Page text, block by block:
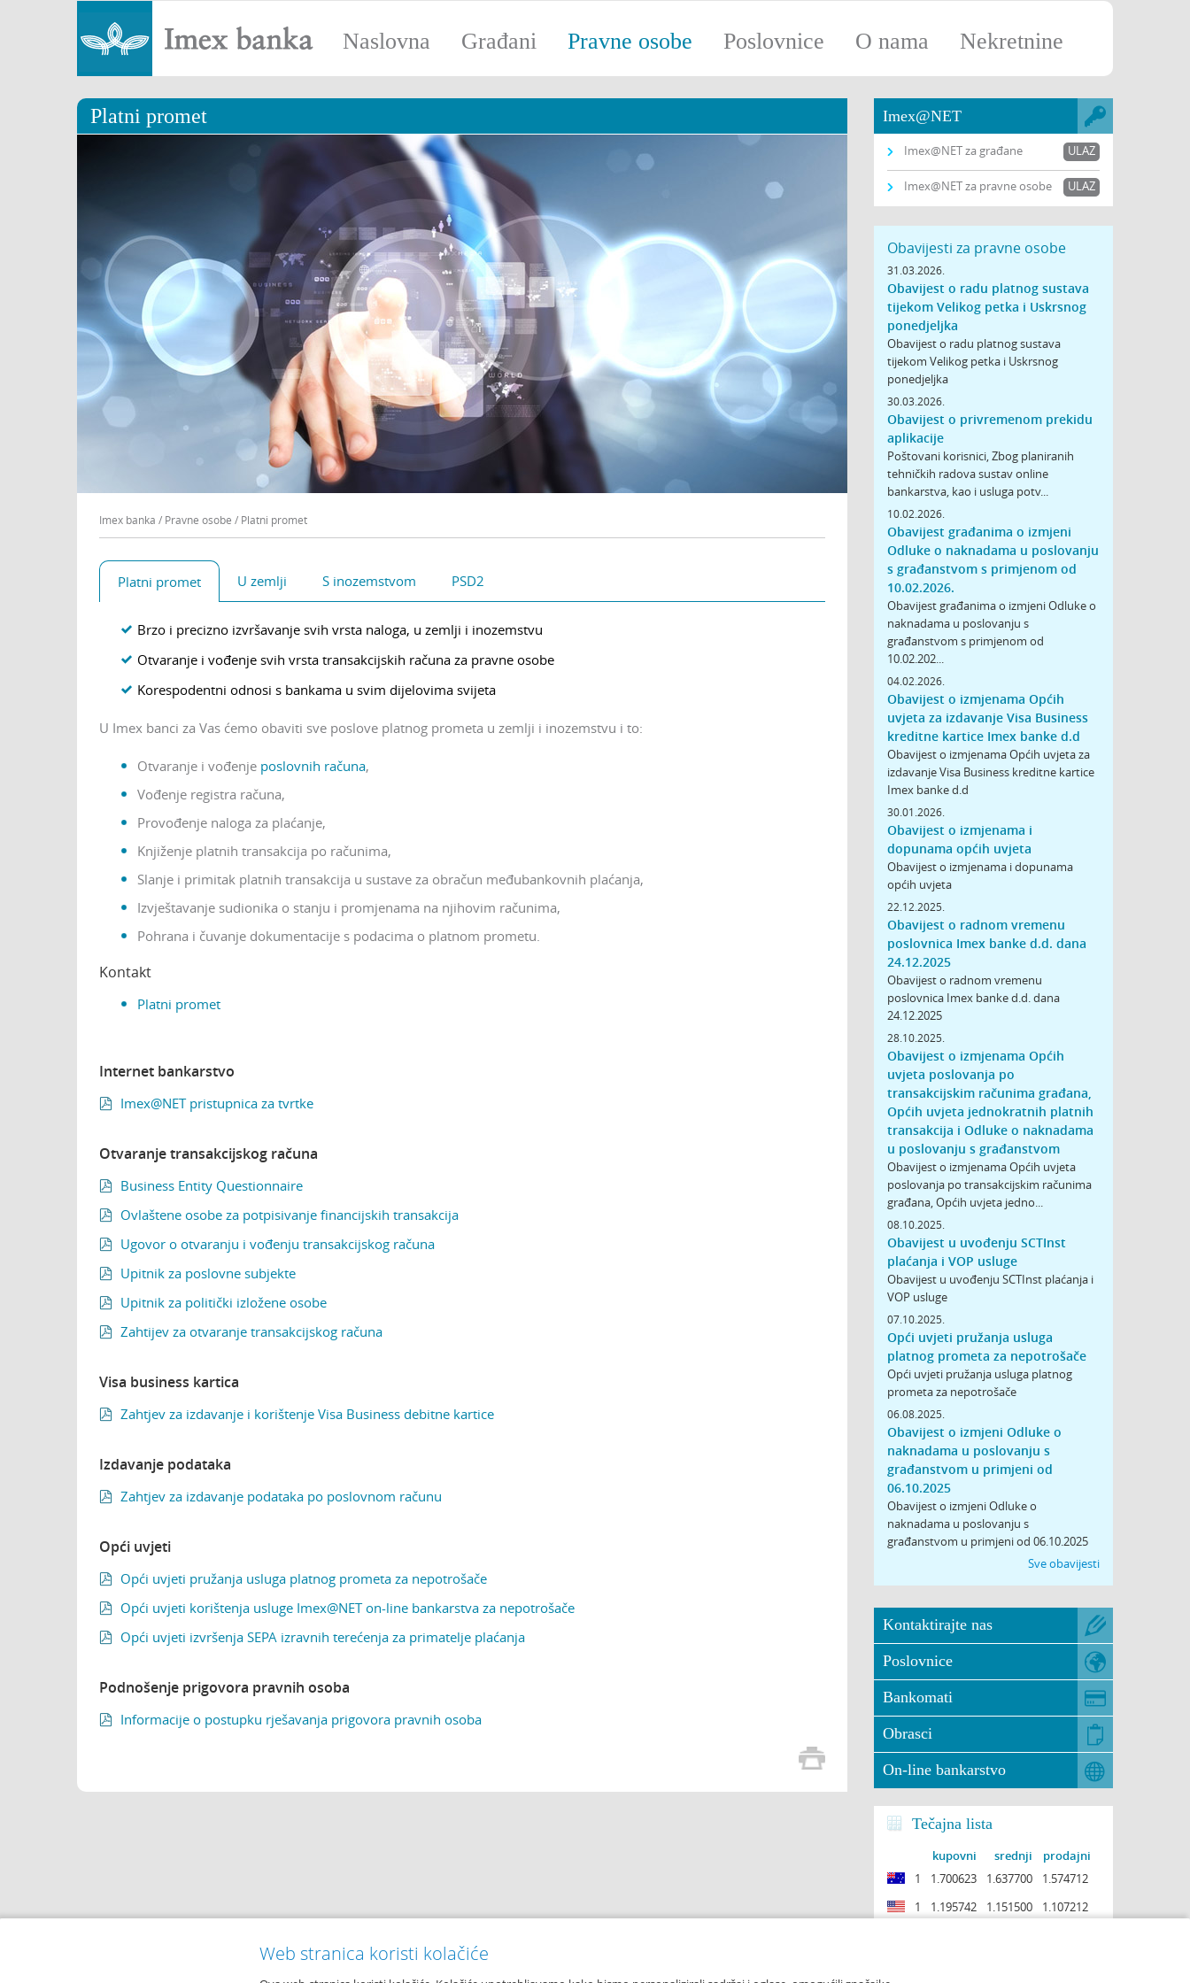
Naslovna Građani Pravne osobe Poslovnice O nama Nekretnine
Platni promet
Imex banka / Pravne osobe / Platni promet
Platni promet U zemlji S inozemstvom PSD2
Brzo i precizno izvršavanje svih vrsta naloga, u zemlji i inozemstvu
Otvaranje i vođenje svih vrsta transakcijskih računa za pravne osobe
Korespodentni odnosi s bankama u svim dijelovima svijeta
U Imex banci za Vas ćemo obaviti sve poslove platnog prometa u zemlji i inozemstvu i to:
Otvaranje i vođenje poslovnih računa,
Vođenje registra računa,
Provođenje naloga za plaćanje,
Knjiženje platnih transakcija po računima,
Slanje i primitak platnih transakcija u sustave za obračun međubankovnih plaćanja,
Izvještavanje sudionika o stanju i promjenama na njihovim računima,
Pohrana i čuvanje dokumentacije s podacima o platnom prometu.
Kontakt
Platni promet
Internet bankarstvo
 Imex@NET pristupnica za tvrtke
Otvaranje transakcijskog računa
 Business Entity Questionnaire
 Ovlaštene osobe za potpisivanje financijskih transakcija
 Ugovor o otvaranju i vođenju transakcijskog računa
 Upitnik za poslovne subjekte
 Upitnik za politički izložene osobe
 Zahtijev za otvaranje transakcijskog računa
Visa business kartica
 Zahtjev za izdavanje i korištenje Visa Business debitne kartice
Izdavanje podataka
 Zahtjev za izdavanje podataka po poslovnom računu
Opći uvjeti
 Opći uvjeti pružanja usluga platnog prometa za nepotrošače
 Opći uvjeti korištenja usluge Imex@NET on-line bankarstva za nepotrošače
 Opći uvjeti izvršenja SEPA izravnih terećenja za primatelje plaćanja
Podnošenje prigovora pravnih osoba
 Informacije o postupku rješavanja prigovora pravnih osoba
Imex@NET
Imex@NET za građane ULAZ
Imex@NET za pravne osobe ULAZ
Obavijesti za pravne osobe
31.03.2026.
Obavijest o radu platnog sustava
tijekom Velikog petka i Uskrsnog
ponedjeljka
Obavijest o radu platnog sustava
tijekom Velikog petka i Uskrsnog
ponedjeljka
30.03.2026.
Obavijest o privremenom prekidu
aplikacije
Poštovani korisnici, Zbog planiranih
tehničkih radova sustav online
bankarstva, kao i usluga potv...
10.02.2026.
Obavijest građanima o izmjeni
Odluke o naknadama u poslovanju
s građanstvom s primjenom od
10.02.2026.
Obavijest građanima o izmjeni Odluke o
naknadama u poslovanju s
građanstvom s primjenom od
10.02.202...
04.02.2026.
Obavijest o izmjenama Općih
uvjeta za izdavanje Visa Business
kreditne kartice Imex banke d.d
Obavijest o izmjenama Općih uvjeta za
izdavanje Visa Business kreditne kartice
Imex banke d.d
30.01.2026.
Obavijest o izmjenama i
dopunama općih uvjeta
Obavijest o izmjenama i dopunama
općih uvjeta
22.12.2025.
Obavijest o radnom vremenu
poslovnica Imex banke d.d. dana
24.12.2025
Obavijest o radnom vremenu
poslovnica Imex banke d.d. dana
24.12.2025
28.10.2025.
Obavijest o izmjenama Općih
uvjeta poslovanja po
transakcijskim računima građana,
Općih uvjeta jednokratnih platnih
transakcija i Odluke o naknadama
u poslovanju s građanstvom
Obavijest o izmjenama Općih uvjeta
poslovanja po transakcijskim računima
građana, Općih uvjeta jedno...
08.10.2025.
Obavijest u uvođenju SCTInst
plaćanja i VOP usluge
Obavijest u uvođenju SCTInst plaćanja i
VOP usluge
07.10.2025.
Opći uvjeti pružanja usluga
platnog prometa za nepotrošače
Opći uvjeti pružanja usluga platnog
prometa za nepotrošače
06.08.2025.
Obavijest o izmjeni Odluke o
naknadama u poslovanju s
građanstvom u primjeni od
06.10.2025
Obavijest o izmjeni Odluke o
naknadama u poslovanju s
građanstvom u primjeni od 06.10.2025
Sve obavijesti
Kontaktirajte nas
Poslovnice
Bankomati
Obrasci
On-line bankarstvo
Tečajna lista
kupovni srednji
prodajni
1
1.700623 1.637700
1.574712
1
1.195742 1.151500
1.107212
Web stranica koristi kolačiće